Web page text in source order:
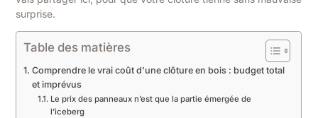
surprise.
Table des matières
Comprendre le vrai coût d’une clôture en bois : budget total
et imprévus
Le prix des panneaux n’est que la partie émergée de
l’iceberg